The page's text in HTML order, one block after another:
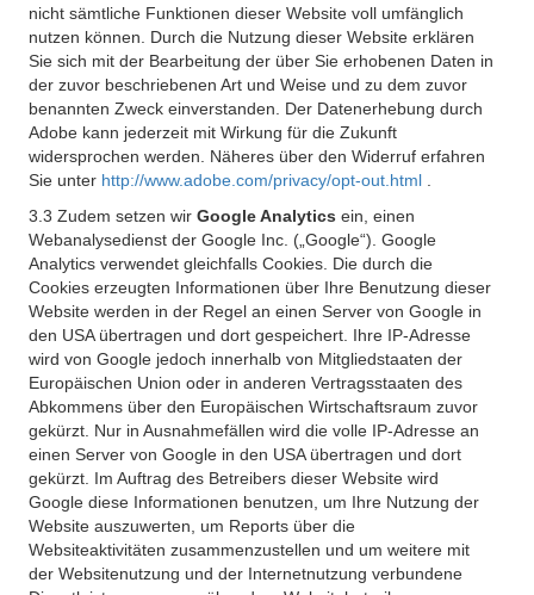
nicht sämtliche Funktionen dieser Website voll umfänglich
nutzen können. Durch die Nutzung dieser Website erklären
Sie sich mit der Bearbeitung der über Sie erhobenen Daten in
der zuvor beschriebenen Art und Weise und zu dem zuvor
benannten Zweck einverstanden. Der Datenerhebung durch
Adobe kann jederzeit mit Wirkung für die Zukunft
widersprochen werden. Näheres über den Widerruf erfahren
Sie unter http://www.adobe.com/privacy/opt-out.html
3.3 Zudem setzen wir Google Analytics ein, einen
Webanalysedienst der Google Inc. („Google“). Google
Analytics verwendet gleichfalls Cookies. Die durch die
Cookies erzeugten Informationen über Ihre Benutzung dieser
Website werden in der Regel an einen Server von Google in
den USA übertragen und dort gespeichert. Ihre IP-Adresse
wird von Google jedoch innerhalb von Mitgliedstaaten der
Europäischen Union oder in anderen Vertragsstaaten des
Abkommens über den Europäischen Wirtschaftsraum zuvor
gekürzt. Nur in Ausnahmefällen wird die volle IP-Adresse an
einen Server von Google in den USA übertragen und dort
gekürzt. Im Auftrag des Betreibers dieser Website wird
Google diese Informationen benutzen, um Ihre Nutzung der
Website auszuwerten, um Reports über die
Websiteaktivitäten zusammenzustellen und um weitere mit
der Websitenutzung und der Internetnutzung verbundene